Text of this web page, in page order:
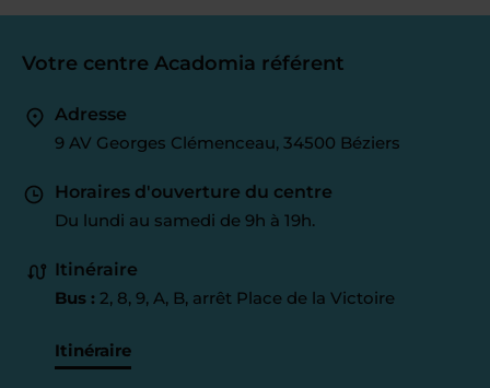
Votre centre Acadomia référent
Adresse
9 AV Georges Clémenceau, 34500 Béziers
Horaires d'ouverture du centre
Du lundi au samedi de 9h à 19h.
Itinéraire
Bus : 2, 8, 9, A, B, arrêt Place de la Victoire
Itinéraire